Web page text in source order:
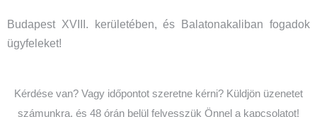
Budapest XVIII. kerületében, és Balatonakaliban fogadok
ügyfeleket!
Kérdése van? Vagy időpontot szeretne kérni? Küldjön üzenetet
számunkra, és 48 órán belül felvesszük Önnel a kapcsolatot!